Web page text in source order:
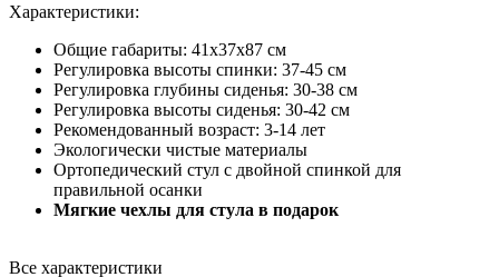
Характеристики:
Общие габариты: 41х37х87 см
Регулировка высоты спинки: 37-45 см
Регулировка глубины сиденья: 30-38 см
Регулировка высоты сиденья: 30-42 см
Рекомендованный возраст: 3-14 лет
Экологически чистые материалы
Ортопедический стул с двойной спинкой для
правильной осанки
Мягкие чехлы для стула в подарок
Все характеристики